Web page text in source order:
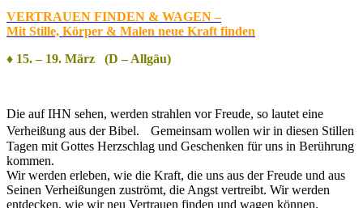
VERTRAUEN FINDEN & WAGEN –
Mit Stille, Körper & Malen neue Kraft finden
♦ 15. – 19. März (D – Allgäu)
Die auf IHN sehen, werden strahlen vor Freude, so lautet eine
Verheißung aus der Bibel. Gemeinsam wollen wir in diesen Stillen
Tagen mit Gottes Herzschlag und Geschenken für uns in Berührung
kommen.
Wir werden erleben, wie die Kraft, die uns aus der Freude und aus
Seinen Verheißungen zuströmt, die Angst vertreibt. Wir werden
entdecken, wie wir neu Vertrauen finden und wagen können.